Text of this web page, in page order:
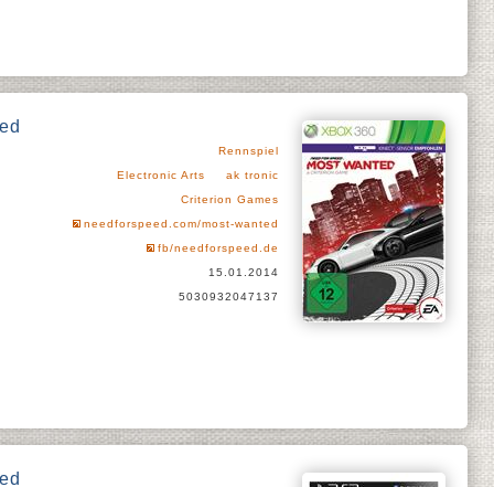
Rennspiel
Electronic Arts
ak tronic
Criterion Games
needforspeed.com/most-wanted
fb/needforspeed.de
15.01.2014
5030932047137